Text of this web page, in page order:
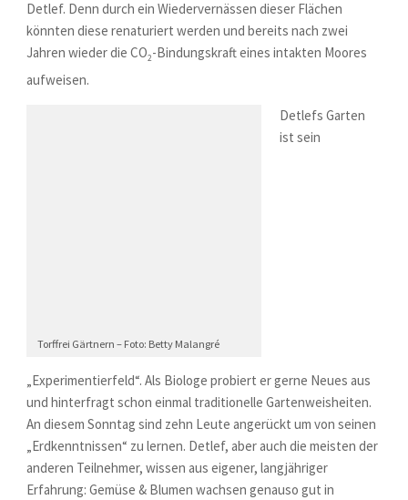
Detlef. Denn durch ein Wiedervernässen dieser Flächen
könnten diese renaturiert werden und bereits nach zwei
Jahren wieder die CO2-Bindungskraft eines intakten Moores
aufweisen.
Torffrei Gärtnern – Foto: Betty Malangré
Detlefs Garten
ist sein
„Experimentierfeld“. Als Biologe probiert er gerne Neues aus
und hinterfragt schon einmal traditionelle Gartenweisheiten.
An diesem Sonntag sind zehn Leute angerückt um von seinen
„Erdkenntnissen“ zu lernen. Detlef, aber auch die meisten der
anderen Teilnehmer, wissen aus eigener, langjähriger
Erfahrung: Gemüse & Blumen wachsen genauso gut in